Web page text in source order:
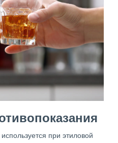
при этиловой